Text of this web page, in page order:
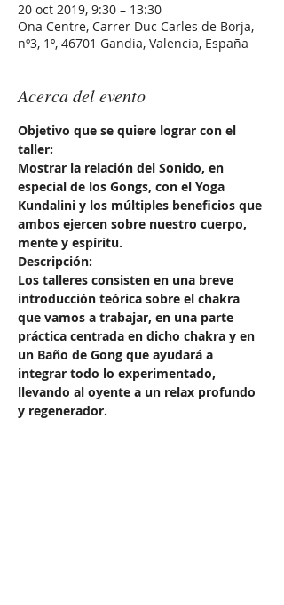
20 oct 2019, 9:30 – 13:30
Ona Centre, Carrer Duc Carles de Borja,
nº3, 1º, 46701 Gandia, Valencia, España
Acerca del evento
Objetivo que se quiere lograr con el
taller:
Mostrar la relación del Sonido, en
especial de los Gongs, con el Yoga
Kundalini y los múltiples beneficios que
ambos ejercen sobre nuestro cuerpo,
mente y espíritu.
Descripción:
Los talleres consisten en una breve
introducción teórica sobre el chakra
que vamos a trabajar, en una parte
práctica centrada en dicho chakra y en
un Baño de Gong que ayudará a
integrar todo lo experimentado,
llevando al oyente a un relax profundo
y regenerador.